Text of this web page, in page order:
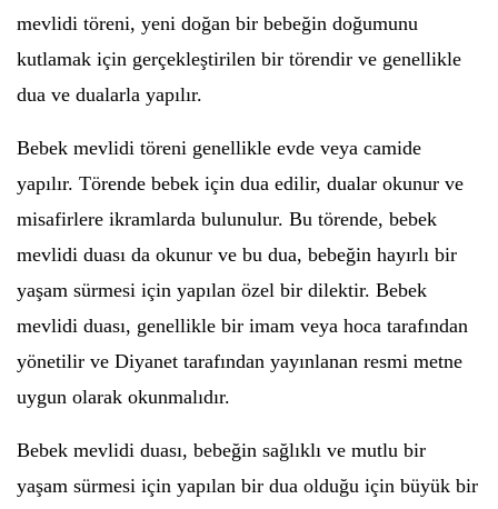
mevlidi töreni, yeni doğan bir bebeğin doğumunu
kutlamak için gerçekleştirilen bir törendir ve genellikle
dua ve dualarla yapılır.
Bebek mevlidi töreni genellikle evde veya camide
yapılır. Törende bebek için dua edilir, dualar okunur ve
misafirlere ikramlarda bulunulur. Bu törende, bebek
mevlidi duası da okunur ve bu dua, bebeğin hayırlı bir
yaşam sürmesi için yapılan özel bir dilektir. Bebek
mevlidi duası, genellikle bir imam veya hoca tarafından
yönetilir ve Diyanet tarafından yayınlanan resmi metne
uygun olarak okunmalıdır.
Bebek mevlidi duası, bebeğin sağlıklı ve mutlu bir
yaşam sürmesi için yapılan bir dua olduğu için büyük bir